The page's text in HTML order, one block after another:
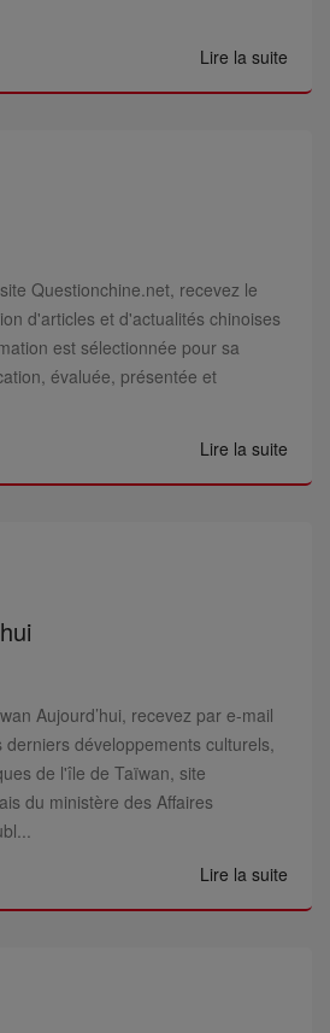
Lire la suite
Questionchine.net, recevez le
d'articles et d'actualités chinoises
est sélectionnée pour sa
évaluée, présentée et
Lire la suite
Aujourd’hui, recevez par e-mail
développements culturels,
de l'île de Taïwan, site
du ministère des Affaires
Lire la suite